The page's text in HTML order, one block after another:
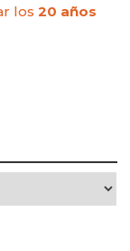
los 20 años